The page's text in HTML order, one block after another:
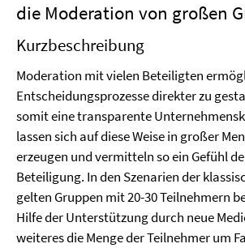
die Moderation von großen
Kurzbeschreibung
Moderation mit vielen Beteiligten
Entscheidungsprozesse direkter zu
somit eine transparente
lassen sich auf diese Weise in großer
erzeugen und vermitteln so ein Gefühl
Beteiligung. In den Szenarien der
gelten Gruppen mit 20-30 Teilnehmern
Hilfe der Unterstützung durch neue
weiteres die Menge der Teilnehmer um